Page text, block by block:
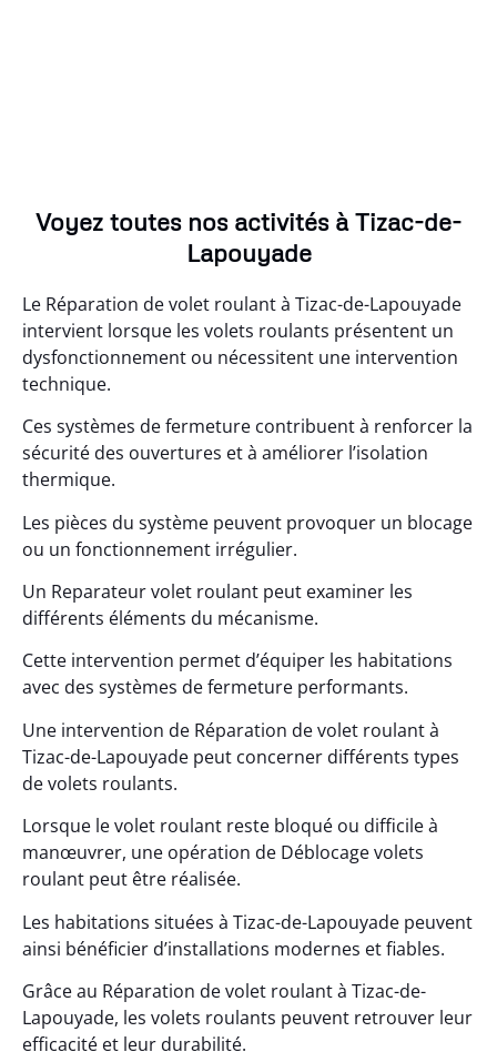
Voyez toutes nos activités à Tizac-de-
Lapouyade
Le Réparation de volet roulant à Tizac-de-Lapouyade
intervient lorsque les volets roulants présentent un
dysfonctionnement ou nécessitent une intervention
technique.
Ces systèmes de fermeture contribuent à renforcer la
sécurité des ouvertures et à améliorer l’isolation
thermique.
Les pièces du système peuvent provoquer un blocage
ou un fonctionnement irrégulier.
Un Reparateur volet roulant peut examiner les
différents éléments du mécanisme.
Cette intervention permet d’équiper les habitations
avec des systèmes de fermeture performants.
Une intervention de Réparation de volet roulant à
Tizac-de-Lapouyade peut concerner différents types
de volets roulants.
Lorsque le volet roulant reste bloqué ou difficile à
manœuvrer, une opération de Déblocage volets
roulant peut être réalisée.
Les habitations situées à Tizac-de-Lapouyade peuvent
ainsi bénéficier d’installations modernes et fiables.
Grâce au Réparation de volet roulant à Tizac-de-
Lapouyade, les volets roulants peuvent retrouver leur
efficacité et leur durabilité.